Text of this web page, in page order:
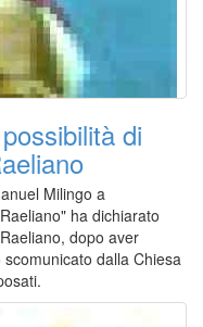
di
Milingo a
ha dichiarato
dopo aver
dalla Chiesa